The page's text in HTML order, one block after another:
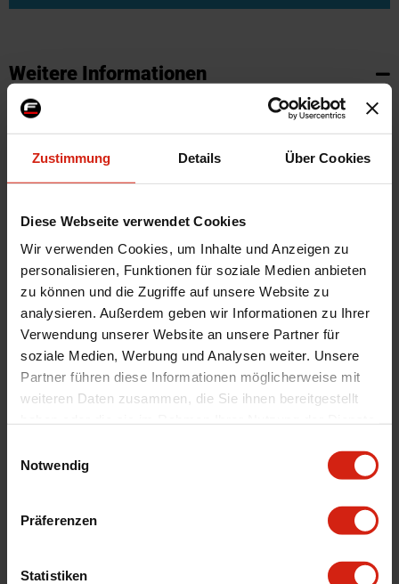
Zustimmung Details Über Cookies
Diese Webseite verwendet Cookies
Wir verwenden Cookies, um Inhalte und Anzeigen zu
personalisieren, Funktionen für soziale Medien anbieten
zu können und die Zugriffe auf unsere Website zu
analysieren. Außerdem geben wir Informationen zu Ihrer
Verwendung unserer Website an unsere Partner für
soziale Medien, Werbung und Analysen weiter. Unsere
Partner führen diese Informationen möglicherweise mit
weiteren Daten zusammen, die Sie ihnen bereitgestellt
Notwendig
Präferenzen
Statistiken
Weitere Informationen
Weitere
SKU
Marke
SK-Import
Zertifikat
Kein Gutachten oder ABE
Montagematerial
Nein
Herstellercode
TM DW518V
Automarkenname
Chevrolet
Material
Velour
Universal
Nein
Geeignet Für
Bewertungen
STELLE EINE FRAGE